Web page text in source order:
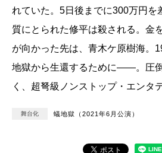
れていた。5日後までに300万円を
質にとられた修平は殺される。金
が向かった先は、青木ケ原樹海。
地獄から生還するために――。圧
く、超弩級ノンストップ・エンタ
舞台化 蟻地獄（2021年6月公演）